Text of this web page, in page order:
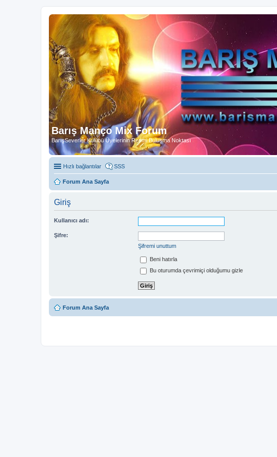
Barış Manço Mix Forum
BarışSeverler Kulübü Üyelerinin Resmi Buluşma Noktası
Hızlı bağlantılar SSS
Forum Ana Sayfa
Giriş
Kullanıcı adı:
Şifre:
Şifremi unuttum
Beni hatırla
Bu oturumda çevrimiçi olduğumu gizle
Forum Ana Sayfa